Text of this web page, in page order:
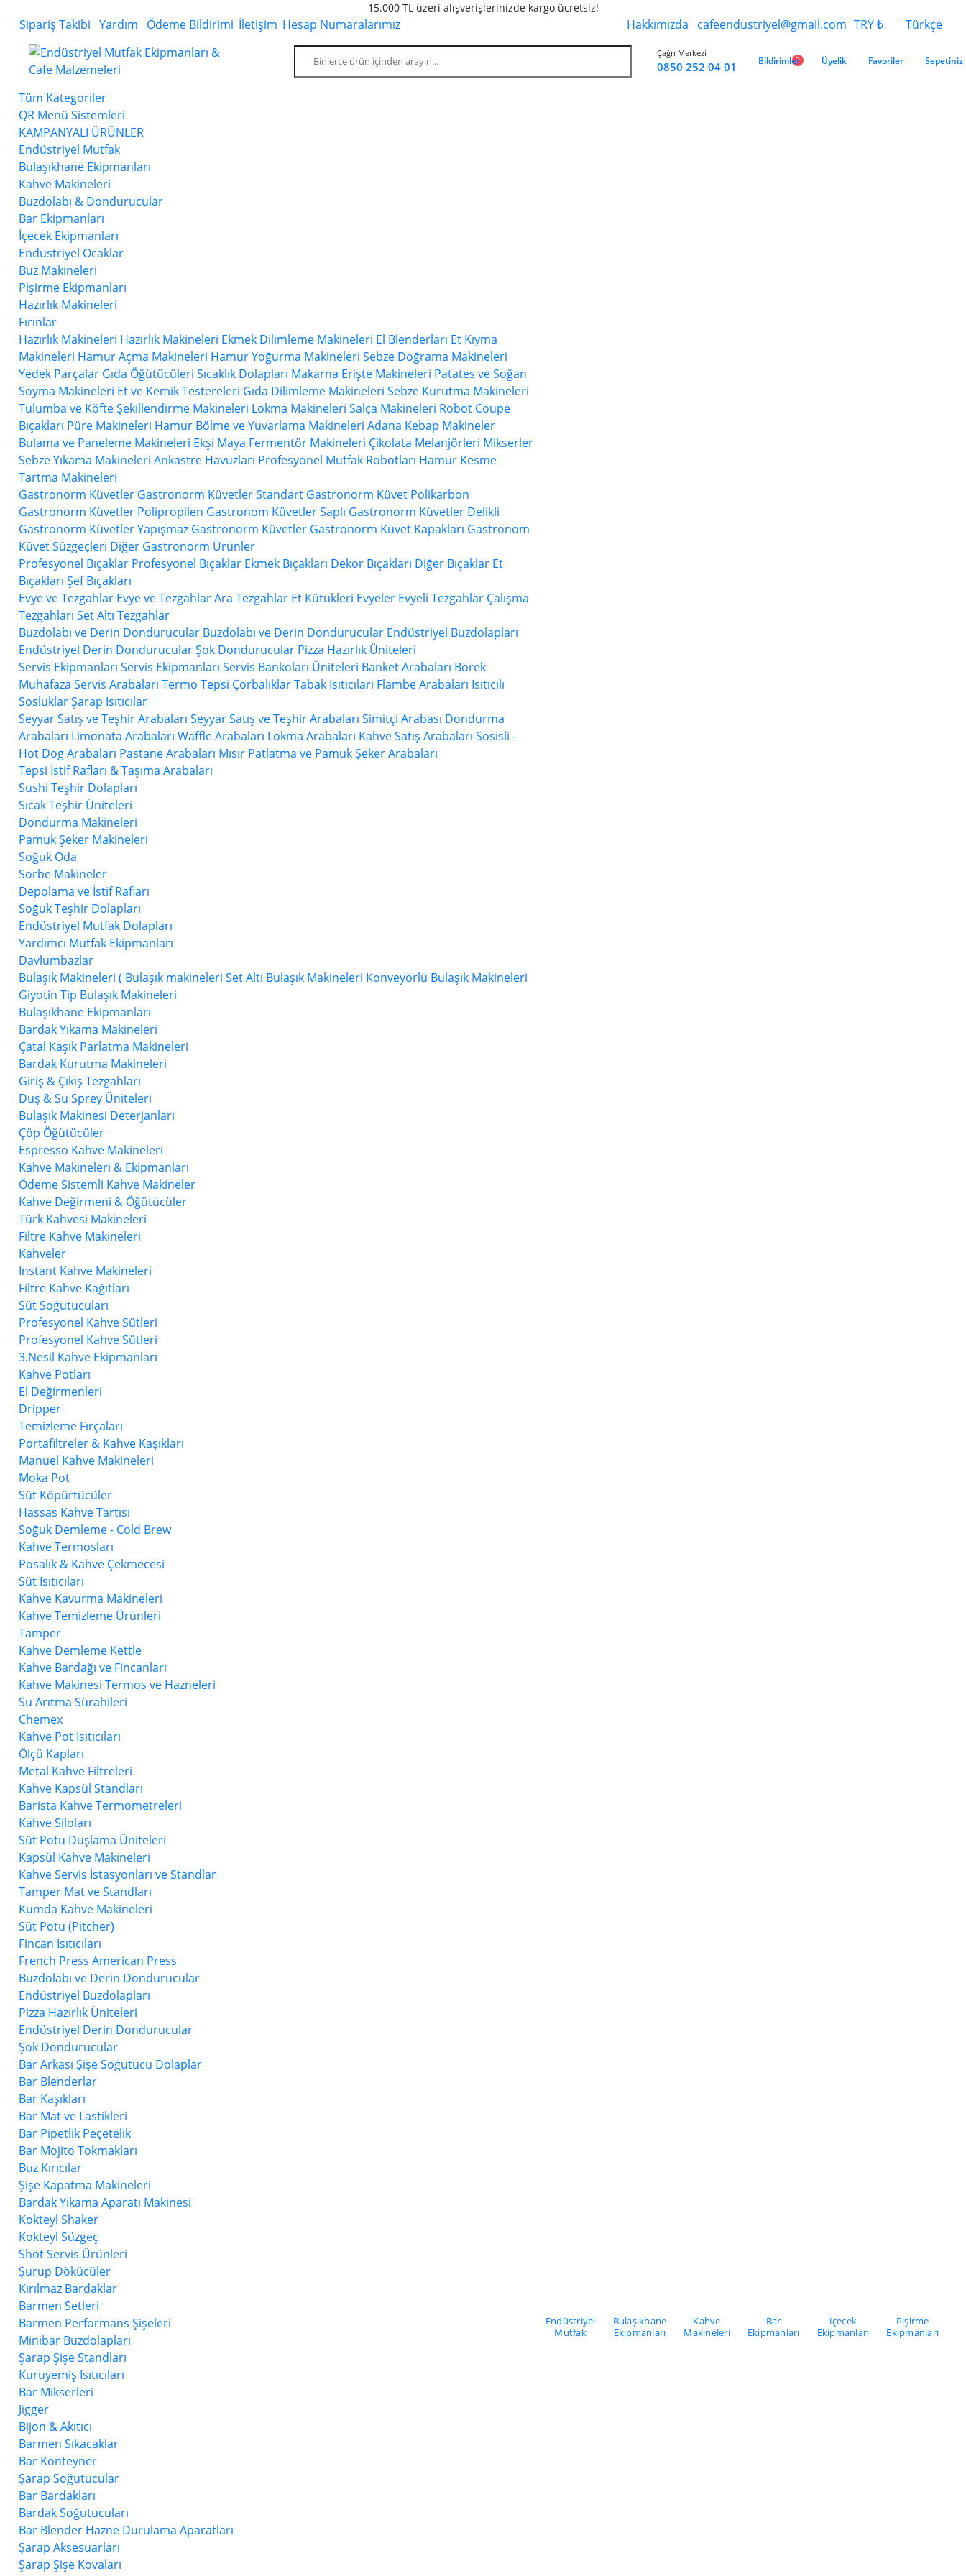
15.000 TL üzeri alışverişlerinizde kargo ücretsiz!
Sipariş Takibi Yardım Ödeme Bildirimi İletişim Hesap Numaralarımız Hakkımızda cafeendustriyel@gmail.com TRY ₺ Türkçe
Çağrı Merkezi
0850 252 04 01 2
Bildirimler Üyelik Favoriler Sepetiniz
Tüm Kategoriler
QR Menü Sistemleri
KAMPANYALI ÜRÜNLER
Endüstriyel Mutfak
Bulaşıkhane Ekipmanları
Kahve Makineleri
Buzdolabı & Dondurucular
Bar Ekipmanları
İçecek Ekipmanları
Endustriyel Ocaklar
Buz Makineleri
Pişirme Ekipmanları
Hazırlık Makineleri
Fırınlar
Hazırlık Makineleri Hazırlık Makineleri Ekmek Dilimleme Makineleri El Blenderları Et Kıyma
Makineleri Hamur Açma Makineleri Hamur Yoğurma Makineleri Sebze Doğrama Makineleri
Yedek Parçalar Gıda Öğütücüleri Sıcaklık Dolapları Makarna Erişte Makineleri Patates ve Soğan
Soyma Makineleri Et ve Kemik Testereleri Gıda Dilimleme Makineleri Sebze Kurutma Makineleri
Tulumba ve Köfte Şekillendirme Makineleri Lokma Makineleri Salça Makineleri Robot Coupe
Bıçakları Püre Makineleri Hamur Bölme ve Yuvarlama Makineleri Adana Kebap Makineler
Bulama ve Paneleme Makineleri Ekşi Maya Fermentör Makineleri Çikolata Melanjörleri Mikserler
Sebze Yıkama Makineleri Ankastre Havuzları Profesyonel Mutfak Robotları Hamur Kesme
Tartma Makineleri
Gastronorm Küvetler Gastronorm KüvetlerStandart Gastronorm Küvet Polikarbon
Gastronorm Küvetler Polipropilen Gastronom KüvetlerSaplı Gastronorm Küvetler Delikli
Gastronorm KüvetlerYapışmaz Gastronorm Küvetler Gastronorm Küvet Kapakları Gastronom
Küvet Süzgeçleri Diğer Gastronorm Ürünler
Profesyonel Bıçaklar Profesyonel Bıçaklar Ekmek Bıçakları Dekor Bıçakları Diğer Bıçaklar Et
Bıçakları Şef Bıçakları
Evye ve Tezgahlar Evye ve TezgahlarAra Tezgahlar Et Kütükleri Evyeler Evyeli Tezgahlar Çalışma
Tezgahları Set Altı Tezgahlar
Buzdolabı ve Derin Dondurucular Buzdolabı ve Derin Dondurucular Endüstriyel Buzdolapları
Endüstriyel Derin DondurucularŞok Dondurucular Pizza Hazırlık Üniteleri
Servis Ekipmanları Servis Ekipmanları Servis Bankoları Üniteleri Banket Arabaları Börek
Muhafaza Servis Arabaları Termo Tepsi ÇorbalıklarTabak Isıtıcıları Flambe Arabaları Isıtıcılı
SosluklarŞarap Isıtıcılar
Seyyar Satış ve Teşhir Arabaları Seyyar Satış ve Teşhir Arabaları Simitçi Arabası Dondurma
Arabaları Limonata Arabaları Waffle Arabaları Lokma Arabaları Kahve Satış Arabaları Sosisli -
Hot Dog Arabaları Pastane Arabaları Mısır Patlatma ve Pamuk Şeker Arabaları
Tepsi İstif Rafları & Taşıma Arabaları
Sushi Teşhir Dolapları
Sıcak Teşhir Üniteleri
Dondurma Makineleri
Pamuk Şeker Makineleri
Soğuk Oda
Sorbe Makineler
Depolama ve İstif Rafları
Soğuk Teşhir Dolapları
Endüstriyel Mutfak Dolapları
Yardımcı Mutfak Ekipmanları
Davlumbazlar
Bulaşık Makineleri ( Bulaşık makineleri Set Altı Bulaşık Makineleri Konveyörlü Bulaşık Makineleri
Giyotin Tip Bulaşık Makineleri
Bulaşıkhane Ekipmanları
Bardak Yıkama Makineleri
Çatal Kaşık Parlatma Makineleri
Bardak Kurutma Makineleri
Giriş & Çıkış Tezgahları
Duş & Su Sprey Üniteleri
Bulaşık Makinesi Deterjanları
Çöp Öğütücüler
Espresso Kahve Makineleri
Kahve Makineleri & Ekipmanları
Ödeme Sistemli Kahve Makineler
Kahve Değirmeni & Öğütücüler
Türk Kahvesi Makineleri
Filtre Kahve Makineleri
Kahveler
Instant Kahve Makineleri
Filtre Kahve Kağıtları
Süt Soğutucuları
Profesyonel Kahve Sütleri
Profesyonel Kahve Sütleri
3.Nesil Kahve Ekipmanları
Kahve Potları
El Değirmenleri
Dripper
Temizleme Fırçaları
Portafiltreler & Kahve Kaşıkları
Manuel Kahve Makineleri
Moka Pot
Süt Köpürtücüler
Hassas Kahve Tartısı
Soğuk Demleme - Cold Brew
Kahve Termosları
Posalık & Kahve Çekmecesi
Süt Isıtıcıları
Kahve Kavurma Makineleri
Kahve Temizleme Ürünleri
Tamper
Kahve Demleme Kettle
Kahve Bardağı ve Fincanları
Kahve Makinesi Termos ve Hazneleri
Su Arıtma Sürahileri
Chemex
Kahve Pot Isıtıcıları
Ölçü Kapları
Metal Kahve Filtreleri
Kahve Kapsül Standları
Barista Kahve Termometreleri
Kahve Siloları
Süt Potu Duşlama Üniteleri
Kapsül Kahve Makineleri
Kahve Servis İstasyonları ve Standlar
Tamper Mat ve Standları
Kumda Kahve Makineleri
Süt Potu (Pitcher)
Fincan Isıtıcıları
French Press American Press
Buzdolabı ve Derin Dondurucular
Endüstriyel Buzdolapları
Pizza Hazırlık Üniteleri
Endüstriyel Derin Dondurucular
Şok Dondurucular
Bar Arkası Şişe Soğutucu Dolaplar
Bar Blenderlar
Bar Kaşıkları
Bar Mat ve Lastikleri
Bar Pipetlik Peçetelik
Bar Mojito Tokmakları
Buz Kırıcılar
Şişe Kapatma Makineleri
Bardak Yıkama Aparatı Makinesi
Kokteyl Shaker
Kokteyl Süzgeç
Shot Servis Ürünleri
Şurup Dökücüler
Kırılmaz Bardaklar
Barmen Setleri
Barmen Performans Şişeleri
Minibar Buzdolapları
Şarap Şişe Standları
Kuruyemiş Isıtıcıları
Bar Mikserleri
Jigger
Bijon & Akıtıcı
Barmen Sıkacaklar
Bar Konteyner
Şarap Soğutucular
Bar Bardakları
Bardak Soğutucuları
Bar Blender Hazne Durulama Aparatları
Şarap Aksesuarları
Şarap Şişe Kovaları
Endüstriyel
Mutfak
Bulaşıkhane
Ekipmanları
Kahve
Makineleri
Bar
Ekipmanları
İçecek
Ekipmanları
Pişirme
Ekipmanları